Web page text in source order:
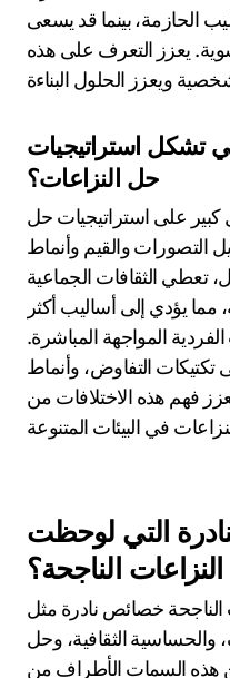
على أساليب
حل النزاعات؟
إلى أساليب تعاونية،
إلى استراتيجيات
في تخصيص تقنيات إدارة
المثال، قد يفضل الأفراد
الحازمة، بينما قد يسعى
يعزز التعرف على هذه
تشكل استراتيجيات
حل النزاعات؟
مما يؤدي إلى أساليب أكثر
الفردية المواجهة المباشرة.
التفاوض، وأنماط
فهم هذه الاختلافات من